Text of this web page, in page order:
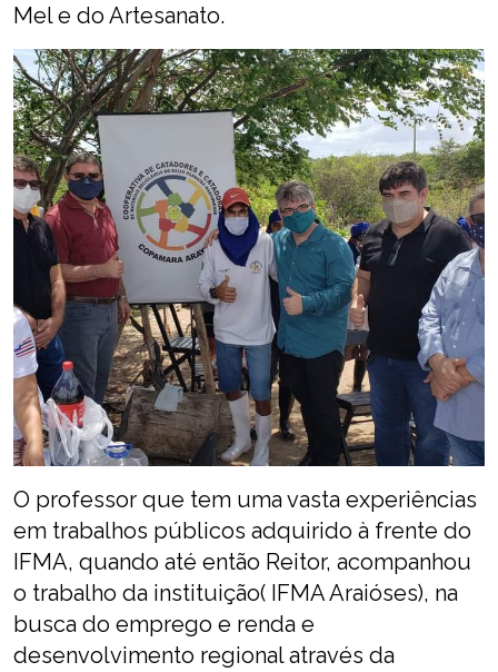
Mel e do Artesanato.
O professor que tem uma vasta experiências
em trabalhos públicos adquirido à frente do
IFMA, quando até então Reitor, acompanhou
o trabalho da instituição( IFMA Araióses), na
busca do emprego e renda e
desenvolvimento regional através da